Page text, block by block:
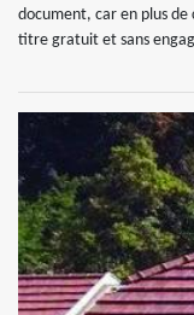
document, car en plus de
titre gratuit et sans